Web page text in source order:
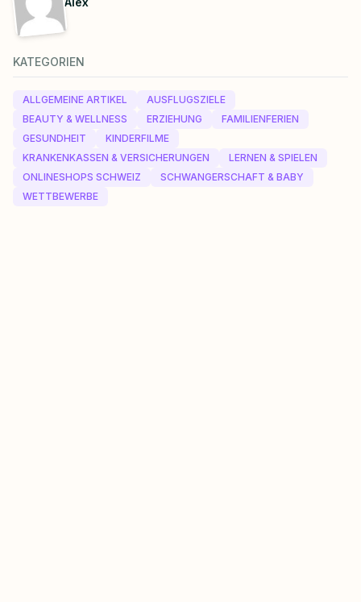
KATEGORIEN
ALLGEMEINE ARTIKEL
AUSFLUGSZIELE
BEAUTY & WELLNESS
ERZIEHUNG
FAMILIENFERIEN
GESUNDHEIT
KINDERFILME
KRANKENKASSEN & VERSICHERUNGEN
LERNEN & SPIELEN
ONLINESHOPS SCHWEIZ
SCHWANGERSCHAFT & BABY
WETTBEWERBE